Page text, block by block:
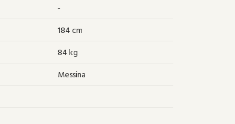
-
184 cm
84 kg
Messina